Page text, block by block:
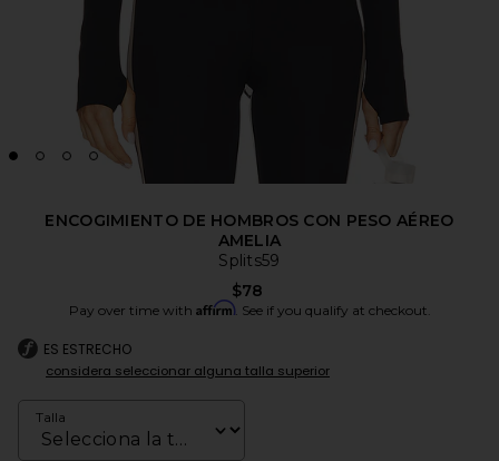
ENCOGIMIENTO DE HOMBROS CON PESO AÉREO
AMELIA
Splits59
$78
Pay over time with Affirm. See if you qualify at checkout.
ES ESTRECHO
considera seleccionar alguna talla superior
Talla